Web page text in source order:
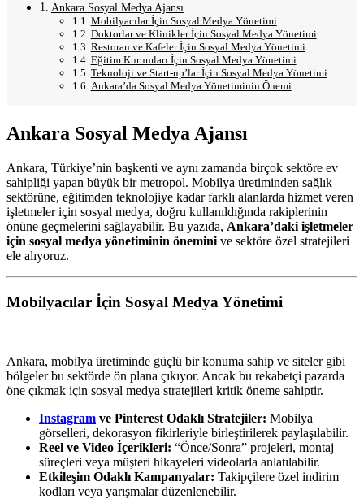
Ankara Sosyal Medya Ajansı
Mobilyacılar İçin Sosyal Medya Yönetimi
Doktorlar ve Klinikler İçin Sosyal Medya Yönetimi
Restoran ve Kafeler İçin Sosyal Medya Yönetimi
Eğitim Kurumları İçin Sosyal Medya Yönetimi
Teknoloji ve Start-up’lar İçin Sosyal Medya Yönetimi
Ankara’da Sosyal Medya Yönetiminin Önemi
Ankara Sosyal Medya Ajansı
Ankara, Türkiye’nin başkenti ve aynı zamanda birçok sektöre ev
sahipliği yapan büyük bir metropol. Mobilya üretiminden sağlık
sektörüne, eğitimden teknolojiye kadar farklı alanlarda hizmet veren
işletmeler için sosyal medya, doğru kullanıldığında rakiplerinin
önüne geçmelerini sağlayabilir. Bu yazıda, Ankara’daki işletmeler
için sosyal medya yönetiminin önemini ve sektöre özel stratejileri
ele alıyoruz.
Mobilyacılar İçin Sosyal Medya Yönetimi
Ankara, mobilya üretiminde güçlü bir konuma sahip ve siteler gibi
bölgeler bu sektörde ön plana çıkıyor. Ancak bu rekabetçi pazarda
öne çıkmak için sosyal medya stratejileri kritik öneme sahiptir.
Instagram ve Pinterest Odaklı Stratejiler: Mobilya
görselleri, dekorasyon fikirleriyle birleştirilerek paylaşılabilir.
Reel ve Video İçerikleri: “Önce/Sonra” projeleri, montaj
süreçleri veya müşteri hikayeleri videolarla anlatılabilir.
Etkileşim Odaklı Kampanyalar: Takipçilere özel indirim
kodları veya yarışmalar düzenlenebilir.